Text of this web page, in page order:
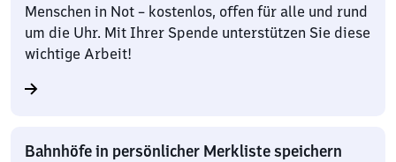
Menschen in Not – kostenlos, offen für alle und rund
um die Uhr. Mit Ihrer Spende unterstützen Sie diese
wichtige Arbeit!
Bahnhöfe in persönlicher Merkliste speichern